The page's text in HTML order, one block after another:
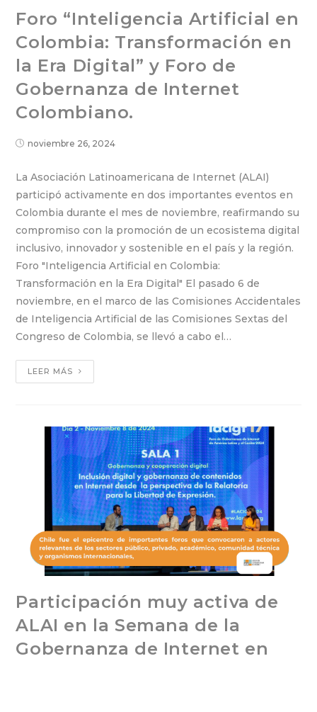
Foro “Inteligencia Artificial en
Colombia: Transformación en
la Era Digital” y Foro de
Gobernanza de Internet
Colombiano.
noviembre 26, 2024
La Asociación Latinoamericana de Internet (ALAI)
participó activamente en dos importantes eventos en
Colombia durante el mes de noviembre, reafirmando su
compromiso con la promoción de un ecosistema digital
inclusivo, innovador y sostenible en el país y la región.
Foro "Inteligencia Artificial en Colombia:
Transformación en la Era Digital" El pasado 6 de
noviembre, en el marco de las Comisiones Accidentales
de Inteligencia Artificial de las Comisiones Sextas del
Congreso de Colombia, se llevó a cabo el…
LEER MÁS
Participación muy activa de
ALAI en la Semana de la
Gobernanza de Internet en